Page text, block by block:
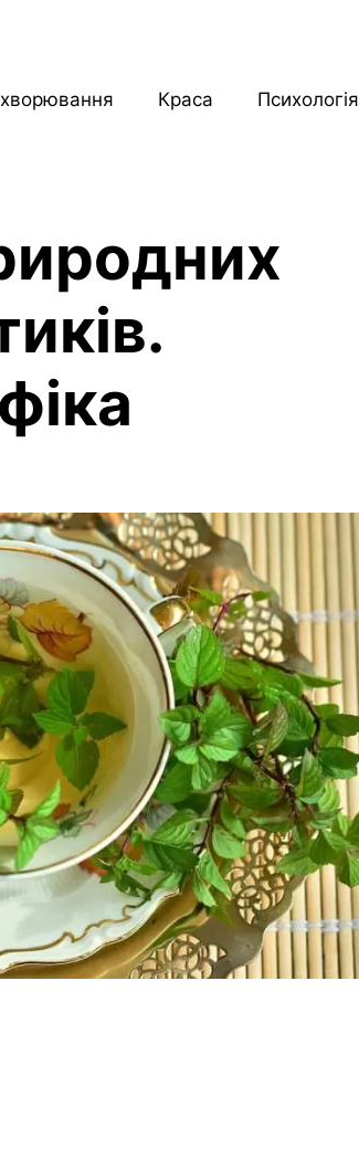
Краса Психологія